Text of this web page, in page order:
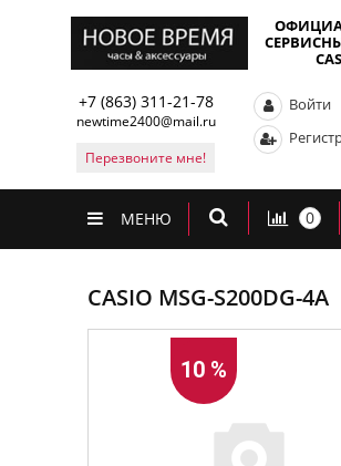
+7 (863) 311-21-78
newtime2400@mail.ru
Перезвоните мне!
Войти
МЕНЮ 0
CASIO MSG-S200DG-4A
10 %